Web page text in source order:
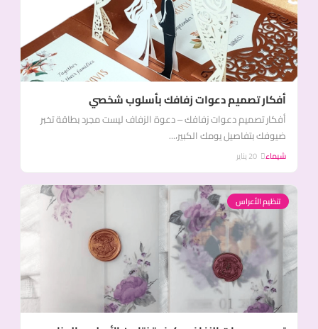
أفكار تصميم دعوات زفافك بأسلوب شخصي
أفكار تصميم دعوات زفافك – دعوة الزفاف ليست مجرد بطاقة تخبر
ضيوفك بتفاصيل يومك الكبير،...
شيماء
تنظيم الأعراس